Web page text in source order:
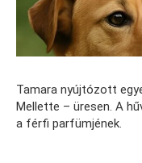
Tamara nyújtózott
Mellette – üresen. A
a férfi parfümjének.